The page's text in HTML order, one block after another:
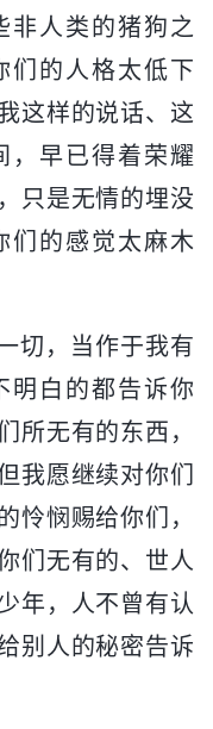
非人类的猪狗之
们的人格太低下
这样的说话、这
，早已得着荣耀
只是无情的埋没
们的感觉太麻木
切，当作于我有
明白的都告诉你
所无有的东西，
我愿继续对你们
怜悯赐给你们，
们无有的、世人
年，人不曾有认
别人的秘密告诉